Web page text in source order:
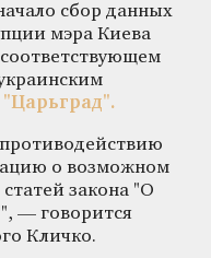
сбор данных
мэра Киева
"Царьград".
о возможном
закона "О
— говорится
Кличко.